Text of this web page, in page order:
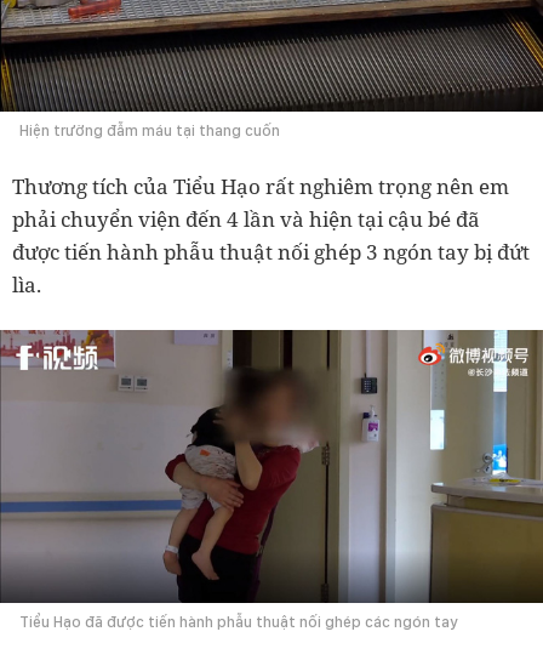
Hiện trường đẫm máu tại thang cuốn
Thương tích của Tiểu Hạo rất nghiêm trọng nên em
phải chuyển viện đến 4 lần và hiện tại cậu bé đã
được tiến hành phẫu thuật nối ghép 3 ngón tay bị đứt
lìa.
Tiểu Hạo đã được tiến hành phẫu thuật nối ghép các ngón tay